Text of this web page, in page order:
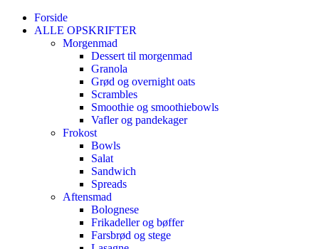
Forside
ALLE OPSKRIFTER
Morgenmad
Dessert til morgenmad
Granola
Grød og overnight oats
Scrambles
Smoothie og smoothiebowls
Vafler og pandekager
Frokost
Bowls
Salat
Sandwich
Spreads
Aftensmad
Bolognese
Frikadeller og bøffer
Farsbrød og stege